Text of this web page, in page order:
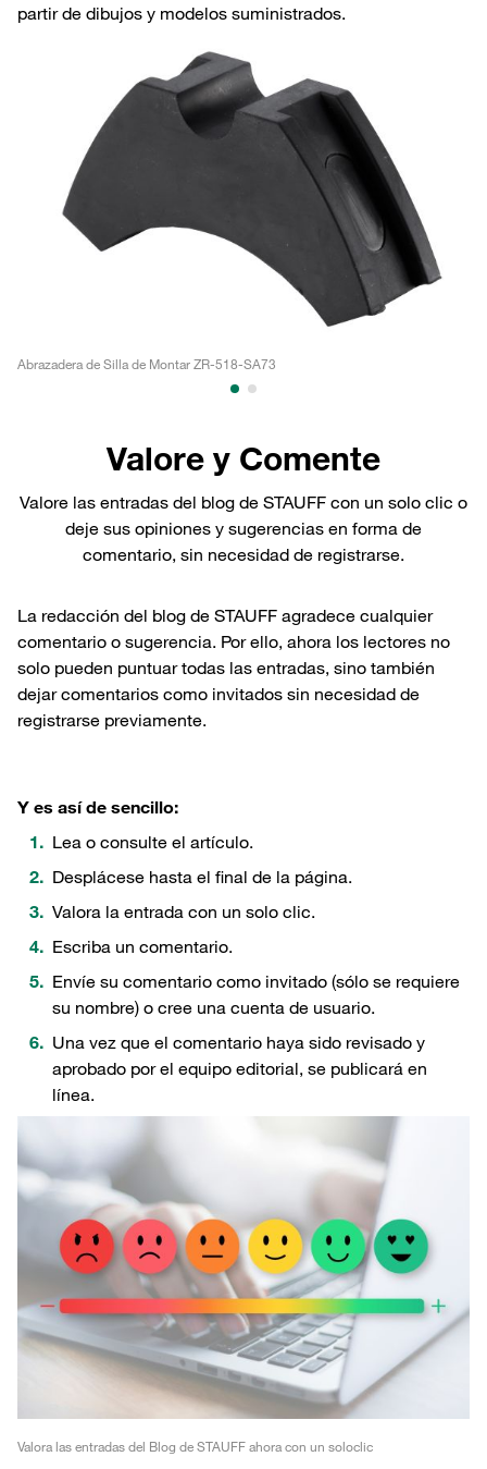
partir de dibujos y modelos suministrados.
Abrazadera de Silla de Montar ZR-518-SA73
Valore y Comente
Valore las entradas del blog de STAUFF con un solo clic o
deje sus opiniones y sugerencias en forma de
comentario, sin necesidad de registrarse.
La redacción del blog de STAUFF agradece cualquier
comentario o sugerencia. Por ello, ahora los lectores no
solo pueden puntuar todas las entradas, sino también
dejar comentarios como invitados sin necesidad de
registrarse previamente.
Y es así de sencillo:
Lea o consulte el artículo.
Desplácese hasta el final de la página.
Valora la entrada con un solo clic.
Escriba un comentario.
Envíe su comentario como invitado (sólo se requiere
su nombre) o cree una cuenta de usuario.
Una vez que el comentario haya sido revisado y
aprobado por el equipo editorial, se publicará en
línea.
Valora las entradas del Blog de STAUFF ahora con un soloclic